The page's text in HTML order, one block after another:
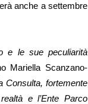
anche a settembre
e le sue peculiarità
Mariella Scanzano-
Consulta, fortemente
e l’Ente Parco